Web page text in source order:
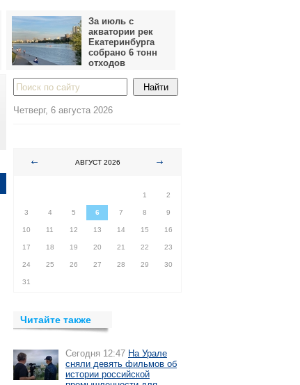
За июль с
акватории рек
Екатеринбурга
собрано 6 тонн
отходов
Четверг, 6 августа 2026
АВГУСТ 2026
1
2
3 4 5 6 7 8 9
10 11 12 13 14 15 16
17 18 19 20 21 22 23
24 25 26 27 28 29 30
31
Читайте также
Сегодня 12:47 На Урале
сняли девять фильмов об
истории российской